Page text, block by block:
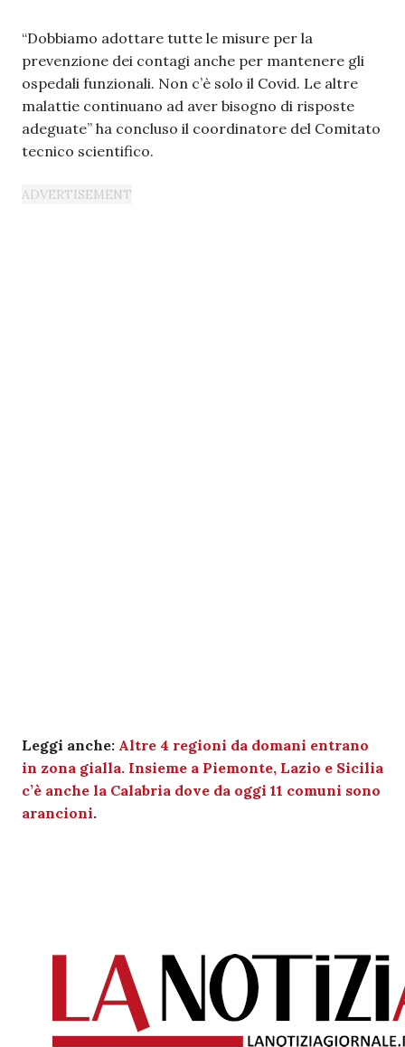
“Dobbiamo adottare tutte le misure per la
prevenzione dei contagi anche per mantenere gli
ospedali funzionali. Non c’è solo il Covid. Le altre
malattie continuano ad aver bisogno di risposte
adeguate” ha concluso il coordinatore del Comitato
tecnico scientifico.
Leggi anche: Altre 4 regioni da domani entrano
in zona gialla. Insieme a Piemonte, Lazio e Sicilia
c’è anche la Calabria dove da oggi 11 comuni sono
arancioni.